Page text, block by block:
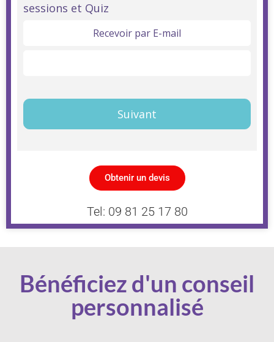
Anglais
Premier
sessions et Quiz
Recevoir par E-mail
Suivant
Obtenir un devis
Tel: 09 81 25 17 80
Bénéficiez d'un conseil
personnalisé